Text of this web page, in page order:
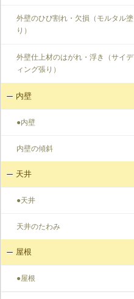
外壁のひび割れ・欠損（モルタル塗
り）
外壁仕上材のはがれ・浮き（サイデ
ィング張り）
内壁
●内壁
内壁の傾斜
天井
●天井
天井のたわみ
屋根
●屋根